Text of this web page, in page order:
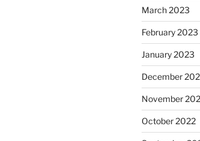
March 2023
February 2023
January 2023
December
November
October 2022